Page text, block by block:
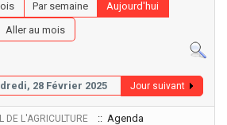
Par semaine
Aujourd'hui
Aller au mois
28 Février 2025 Jour suivant
DE L'AGRICULTURE :: Agenda